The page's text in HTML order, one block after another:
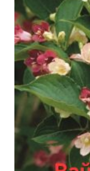
The
options
may
be
chosen
on
product
page